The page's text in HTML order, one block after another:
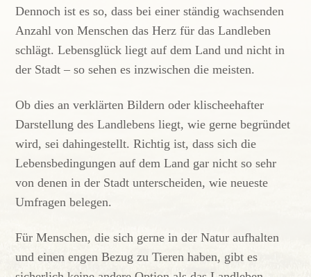
Dennoch ist es so, dass bei einer ständig wachsenden
Anzahl von Menschen das Herz für das Landleben
schlägt. Lebensglück liegt auf dem Land und nicht in
der Stadt – so sehen es inzwischen die meisten.
Ob dies an verklärten Bildern oder klischeehafter
Darstellung des Landlebens liegt, wie gerne begründet
wird, sei dahingestellt. Richtig ist, dass sich die
Lebensbedingungen auf dem Land gar nicht so sehr
von denen in der Stadt unterscheiden, wie neueste
Umfragen belegen.
Für Menschen, die sich gerne in der Natur aufhalten
und einen engen Bezug zu Tieren haben, gibt es